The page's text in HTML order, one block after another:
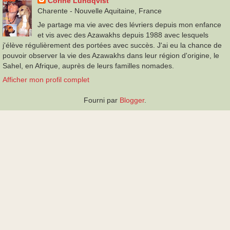
Charente - Nouvelle Aquitaine, France
Je partage ma vie avec des lévriers depuis mon enfance
et vis avec des Azawakhs depuis 1988 avec lesquels
j'élève régulièrement des portées avec succès. J'ai eu la chance de
pouvoir observer la vie des Azawakhs dans leur région d'origine, le
Sahel, en Afrique, auprès de leurs familles nomades.
Afficher mon profil complet
Fourni par Blogger.